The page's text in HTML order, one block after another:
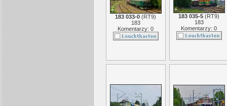
183 033-0 (RT9)
183
Komentarzy: 0
183 035-5 (RT9)
183
Komentarzy: 0